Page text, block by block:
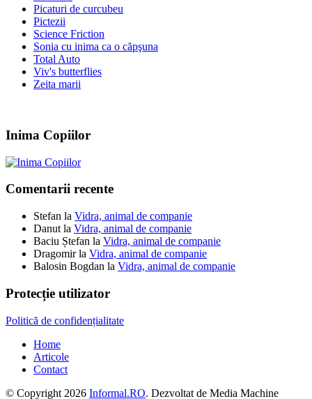
Picaturi de curcubeu
Pictezii
Science Friction
Sonia cu inima ca o căpşuna
Total Auto
Viv's butterflies
Zeita marii
Inima Copiilor
Comentarii recente
Stefan la Vidra, animal de companie
Danut la Vidra, animal de companie
Baciu Ștefan la Vidra, animal de companie
Dragomirla Vidra, animal de companie
Balosin Bogdan la Vidra, animal de companie
Protecție utilizator
Politică de confidențialitate
Home
Articole
Contact
© Copyright 2026 Informal.RO. Dezvoltat de Media Machine